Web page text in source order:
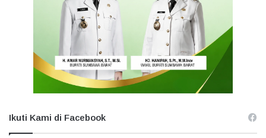
Ikuti Kami di Facebook